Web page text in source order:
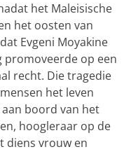
het Maleisische
het oosten van
Evgeni Moyakine
promoveerde op een
recht. Die tragedie
het leven
boord van het
hoogleraar op de
diens vrouw en